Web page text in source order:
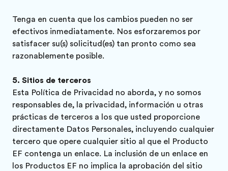
Tenga en cuenta que los cambios pueden no ser
efectivos inmediatamente. Nos esforzaremos por
satisfacer su(s) solicitud(es) tan pronto como sea
razonablemente posible.
Sitios de terceros
Esta Política de Privacidad no aborda, y no somos
responsables de, la privacidad, información u otras
prácticas de terceros a los que usted proporcione
directamente Datos Personales, incluyendo cualquier
tercero que opere cualquier sitio al que el Producto
EF contenga un enlace. La inclusión de un enlace en
los Productos EF no implica la aprobación del sitio